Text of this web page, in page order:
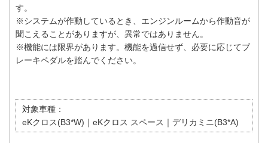
す。
※システムが作動しているとき、エンジンルームから作動音が
聞こえることがありますが、異常ではありません。
※機能には限界があります。機能を過信せず、必要に応じてブ
レーキペダルを踏んでください。
対象車種：
eKクロス(B3*W)｜eKクロス スペース｜デリカミニ(B3*A)